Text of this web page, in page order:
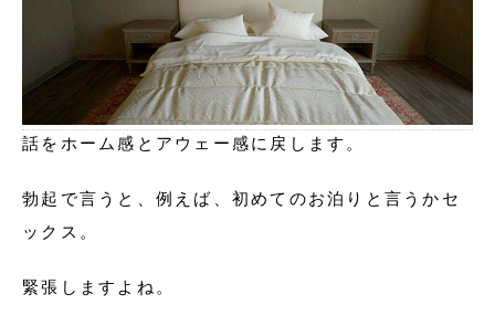
話をホーム感とアウェー感に戻します。
勃起で言うと、例えば、初めてのお泊りと言うかセ
ックス。
緊張しますよね。